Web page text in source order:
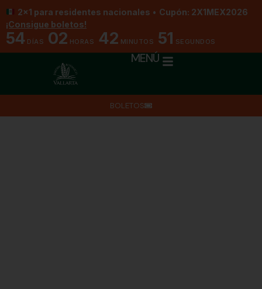
2x1 para residentes nacionales • Cupón: 2X1MEX2026
¡Consigue boletos!
54 DÍAS 02 HORAS 42 MINUTOS 49 SEGUNDOS
MENÚ
BOLETOS